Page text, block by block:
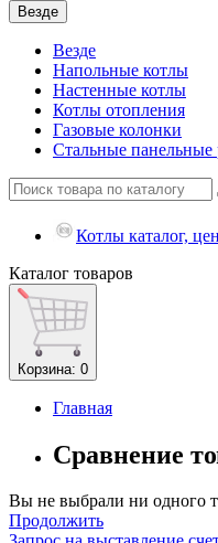
Везде
Везде
Напольные котлы
Настенные котлы
Котлы отопления
Газовые колонки
Стальные панельные
Котлы каталог,
Каталог товаров
Корзина: 0
Главная
Сравнение
Вы не выбрали ни одного
Продолжить